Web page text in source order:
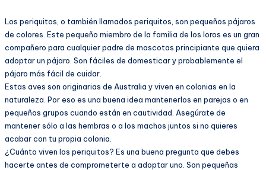
Los periquitos, o también llamados periquitos, son pequeños pájaros
de colores. Este pequeño miembro de la familia de los loros es un gran
compañero para cualquier padre de mascotas principiante que quiera
adoptar un pájaro. Son fáciles de domesticar y probablemente el
pájaro más fácil de cuidar.
Estas aves son originarias de Australia y viven en colonias en la
naturaleza. Por eso es una buena idea mantenerlos en parejas o en
pequeños grupos cuando están en cautividad. Asegúrate de
mantener sólo a las hembras o a los machos juntos si no quieres
acabar con tu propia colonia.
¿Cuánto viven los periquitos? Es una buena pregunta que debes
hacerte antes de comprometerte a adoptar uno. Son pequeñas